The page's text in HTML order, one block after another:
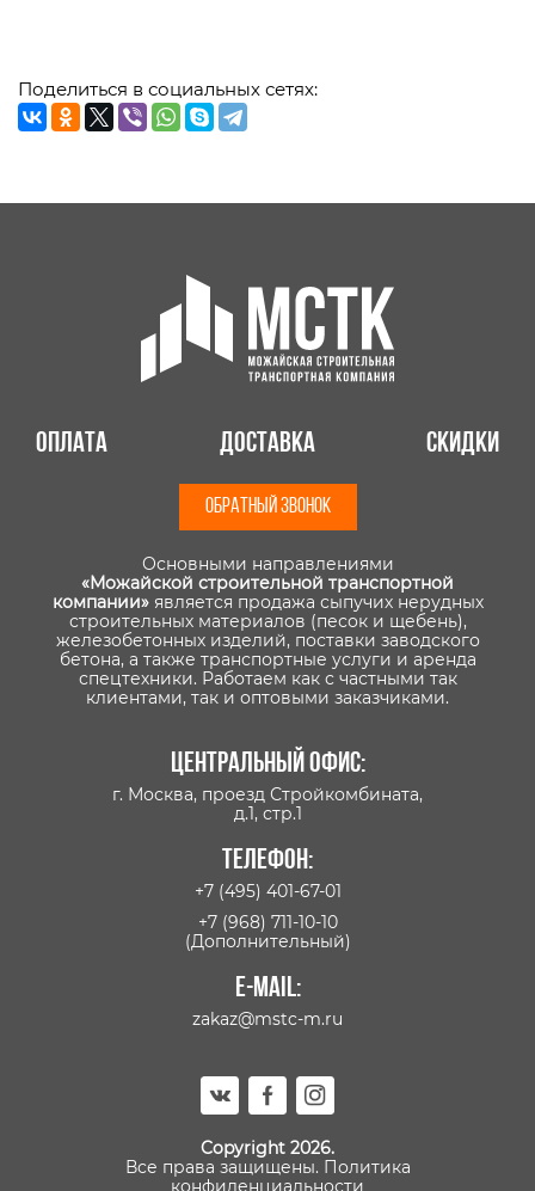
Поделиться в социальных сетях:
Оплата Доставка Скидки
ОБРАТНЫЙ ЗВОНОК
Основными направлениями
«Можайской строительной транспортной
компании»является продажа сыпучих нерудных
строительных материалов (песок и щебень),
железобетонных изделий, поставки заводского
бетона, а также транспортные услуги и аренда
спецтехники. Работаем как с частными так
клиентами, так и оптовыми заказчиками.
Центральный офис:
г. Москва, проезд Стройкомбината,
д.1, стр.1
Телефон:
+7 (495) 401-67-01
+7 (968) 711-10-10
(Дополнительный)
E-mail:
zakaz@mstc-m.ru
Copyright 2026.
Все права защищены. Политика
конфиденциальности